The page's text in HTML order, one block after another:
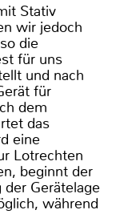
Stativ
wir jedoch
die
für uns
und nach
für
dem
das
eine
Lotrechten
beginnt der
der Gerätelage
während